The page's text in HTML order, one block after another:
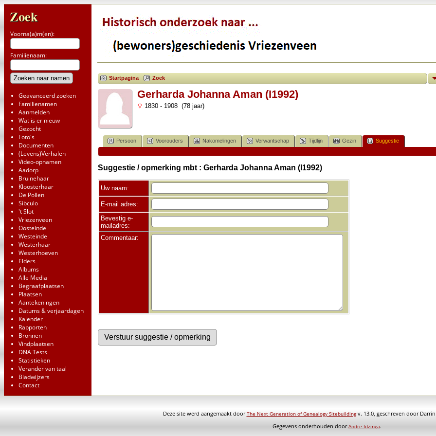
Zoek
Voorna(a)m(en):
Familienaam:
Geavanceerd zoeken
Familienamen
Aanmelden
Wat is er nieuw
Gezocht
Foto's
Documenten
(Levens)Verhalen
Video-opnamen
Aadorp
Bruinehaar
Kloosterhaar
De Pollen
Sibculo
't Slot
Vriezenveen
Oosteinde
Westeinde
Westerhaar
Westerhoeven
Elders
Albums
Alle Media
Begraafplaatsen
Plaatsen
Aantekeningen
Datums & verjaardagen
Kalender
Rapporten
Bronnen
Vindplaatsen
DNA Tests
Statistieken
Verander van taal
Bladwijzers
Contact
Startpagina Zoek
Gerharda Johanna Aman (I1992)
1830 - 1908 (78 jaar)
Persoon Voorouders Nakomelingen Verwantschap Tijdlijn Gezin Suggestie
Suggestie / opmerking mbt : Gerharda Johanna Aman (I1992)
Uw naam:
E-mail adres:
Bevestig e-
mailadres:
Commentaar:
Deze site werd aangemaakt doorThe Next Generation of Genealogy Sitebuildingv. 13.0, geschreven door
Gegevens onderhouden doorAndre Idzinga.